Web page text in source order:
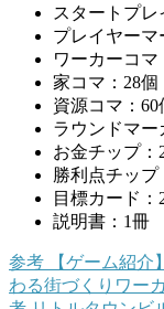
スタートプ
プレイヤーマ
ワーカーコマ
家コマ：28個
資源コマ：60
ラウンドマー
お金チップ：
勝利点チップ
目標カード：
説明書：1冊
参考
【ゲーム紹
わる街づくりワー